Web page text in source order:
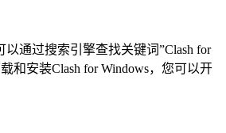
通过搜索引擎查找关键词”Clash for
和安装Clash for Windows，您可以开